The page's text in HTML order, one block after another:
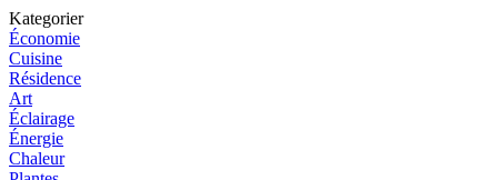
Kategorier
Économie
Cuisine
Résidence
Art
Éclairage
Énergie
Chaleur